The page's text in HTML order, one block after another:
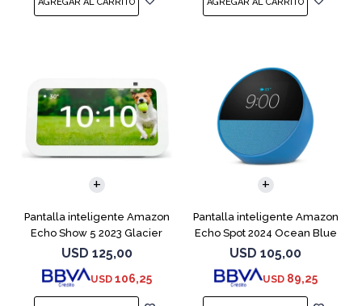
Pantalla inteligente Amazon
Echo Show 5 2023 Glacier
White
USD 125,00
USD 106,25
Pantalla inteligente Amazon
Echo Spot 2024 Ocean Blue
USD 105,00
USD 89,25